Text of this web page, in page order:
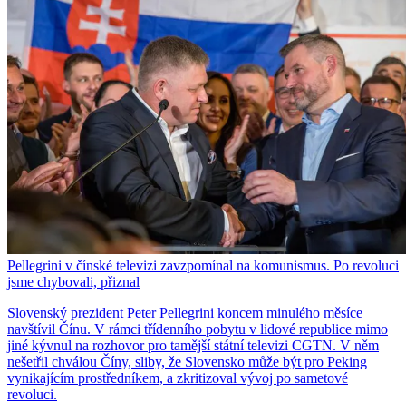
Pellegrini v čínské televizi zavzpomínal na komunismus. Po revoluci
jsme chybovali, přiznal
Slovenský prezident Peter Pellegrini koncem minulého měsíce
navštívil Čínu. V rámci třídenního pobytu v lidové republice mimo
jiné kývnul na rozhovor pro tamější státní televizi CGTN. V něm
nešetřil chválou Číny, sliby, že Slovensko může být pro Peking
vynikajícím prostředníkem, a zkritizoval vývoj po sametové
revoluci.